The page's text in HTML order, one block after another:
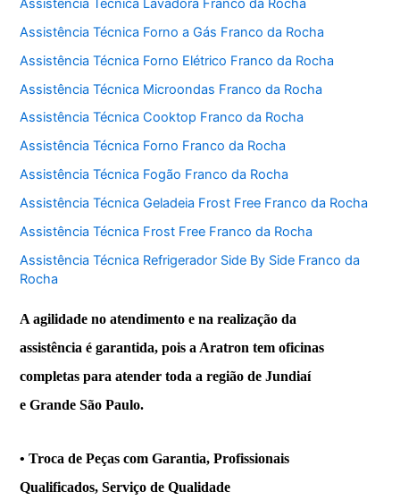
Assistência Técnica Lavadora Franco da Rocha
Assistência Técnica Forno a Gás Franco da Rocha
Assistência Técnica Forno Elétrico Franco da Rocha
Assistência Técnica Microondas Franco da Rocha
Assistência Técnica Cooktop Franco da Rocha
Assistência Técnica Forno Franco da Rocha
Assistência Técnica Fogão Franco da Rocha
Assistência Técnica Geladeia Frost Free Franco da Rocha
Assistência Técnica Frost Free Franco da Rocha
Assistência Técnica Refrigerador Side By Side Franco da
Rocha
A agilidade no atendimento e na realização da
assistência é garantida, pois a Aratron tem oficinas
completas para atender toda a região de Jundiaí
e Grande São Paulo.
• Troca de Peças com Garantia, Profissionais
Qualificados, Serviço de Qualidade